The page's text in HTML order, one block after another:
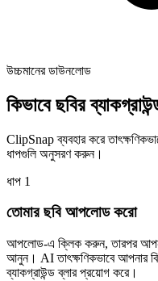
উচ্চমানের ডাউনলোড
কিভাবে ছবির
ClipSnap ব্যবহার করে
ধাপগুলি অনুসরণ করুন।
ধাপ 1
তোমার ছবি আপলোড করো
আপলোড-এ ক্লিক করুন, তারপর
আনুন। AI তাৎক্ষণিকভাবে আপনার
ব্যাকগ্রাউন্ড ব্লার প্রয়োগ করে।